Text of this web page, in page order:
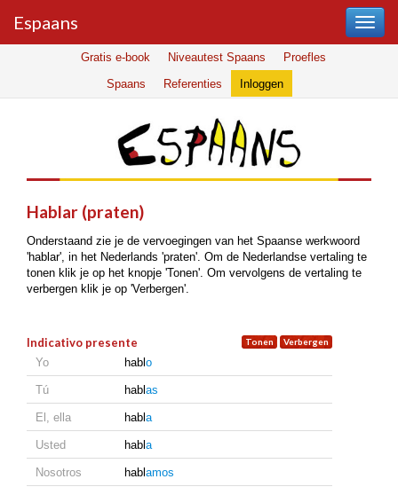
Espaans
Gratis e-book Niveautest Spaans
Proefles
Spaans
Referenties Inloggen
hablar (praten)
Onderstaand zie je de vervoegingen van het Spaanse werkwoord
'hablar', in het Nederlands 'praten'. Om de Nederlandse vertaling te
tonen klik je op het knopje 'Tonen'. Om vervolgens de vertaling te
verbergen klik je op 'Verbergen'.
Indicativo presente
Yo habl o
Tú habl as
El, ella habl a
Usted habl a
Nosotros habl amos